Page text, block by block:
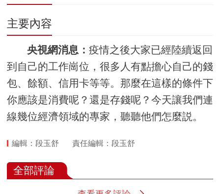
主要內容
央視網消息： 疫情之後大家已經陸續返回
到自己的工作崗位，很多人有點擔心自己的錢
包、餘額、信用卡等等。那麼在這樣的條件下
你應該是消費呢？還是存錢呢？今天讓我們連
線幾位經濟領域的專家，聽聽他們怎麼説。
編輯：段玉舒 責任編輯：段玉舒
全部評論